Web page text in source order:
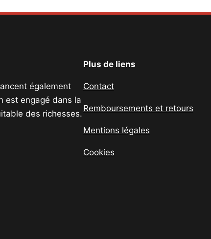
également
est engagé dans la
des richesses.
Plus de liens
Contact
Remboursements et retours
Mentions légales
Cookies